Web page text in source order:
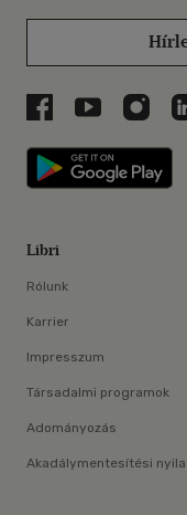
Libri aLibri aLibri
Libri
Rólunk
Karrier
Impresszum
Társadalmi programok
Adományozás
Akadálymentesítési